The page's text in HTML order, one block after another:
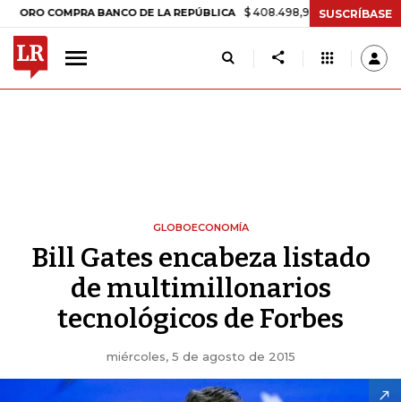
COMPRA BANCO DE LA REPÚBLICA $ 408.498,97 +$ 8.753,81 +2,19%
SUSCRÍBASE
GLOBOECONOMÍA
Bill Gates encabeza listado
de multimillonarios
tecnológicos de Forbes
miércoles, 5 de agosto de 2015